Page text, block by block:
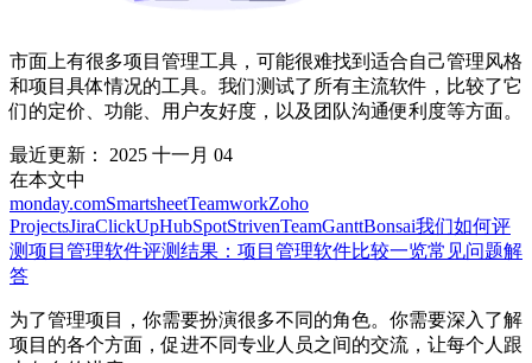
市面上有很多项目管理工具，可能很难找到适合自己管理风格
和项目具体情况的工具。我们测试了所有主流软件，比较了它
们的定价、功能、用户友好度，以及团队沟通便利度等方面。
最近更新：
2025 十一月 04
在本文中
monday.comSmartsheetTeamworkZoho
ProjectsJiraClickUpHubSpotStrivenTeamGanttBonsai我们如何评
测项目管理软件评测结果：项目管理软件比较一览常见问题解
答
为了管理项目，你需要扮演很多不同的角色。你需要深入了解
项目的各个方面，促进不同专业人员之间的交流，让每个人跟